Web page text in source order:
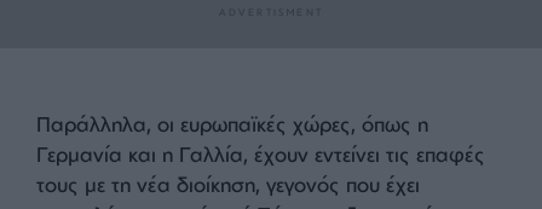
ελλείψεις των συριακών αεροδρομίων με
εγκαταστάσεις συστημάτων ακτίνων Χ και
βελτιώσεις στους διαδρόμους προσγείωσης, ενώ η